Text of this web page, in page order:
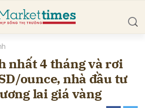
nhất 4 tháng và rơi
ounce, nhà đầu tư
lai giá vàng